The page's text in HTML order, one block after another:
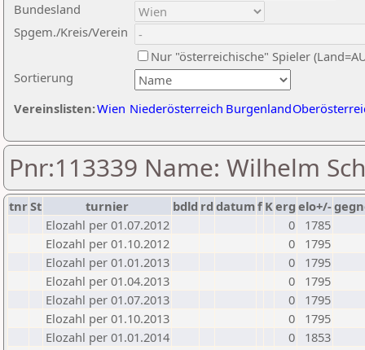
Sortierung
Bundesland
Spgem./Kreis/Verein
Nur "österreichische" Spieler
Vereinslisten:Wien Niederösterreich Burgenland
Pnr:113339 Name: Wilhelm
tnrSt turnier bdld rd datumf Kerg elo+/-
Elozahl per 01.07.2012
0
1785
Elozahl per 01.10.2012
0
1795
Elozahl per 01.01.2013
0
1795
Elozahl per 01.04.2013
0
1795
Elozahl per 01.07.2013
0
1795
Elozahl per 01.10.2013
0
1795
Elozahl per 01.01.2014
0
1853